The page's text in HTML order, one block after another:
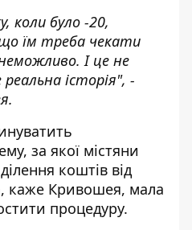
коли було -20,
їм треба чекати
І це не
історія", -
за якої містяни
коштів від
каже Кривошея, мала
процедуру.